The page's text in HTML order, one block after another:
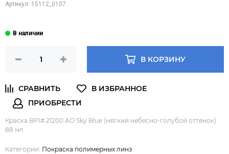
Артикул: 15112_0107
В КОРЗИНУ
Краска BPI# 21200 AO Sky Blue (мягкий небесно-голубой оттенок)
88 мл.
Категории: Покраска полимерных линз